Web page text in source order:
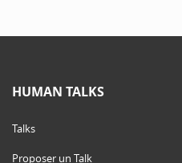
HUMAN TALKS
Talks
Proposer un Talk